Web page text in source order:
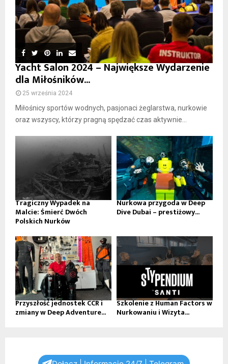
Yacht Salon 2024 – Największe Wydarzenie
dla Miłośników...
25 września 2024
Miłośnicy sportów wodnych, pasjonaci żeglarstwa, nurkowie
oraz wszyscy, którzy pragną spędzać czas aktywnie...
Tragiczny Wypadek na
Malcie: Śmierć Dwóch
Polskich Nurków
Nurkowa przygoda w Deep
Dive Dubai – prestiżowy...
Przyszłość jednostek CCR i
zmiany w Deep Adventure...
Szkolenie z Human Factors w
Nurkowaniu i Wizyta...